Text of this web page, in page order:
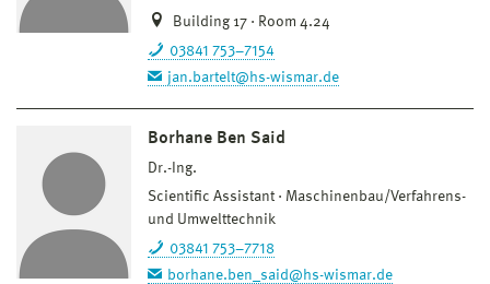
Building 17 · Room 4.24
03841 753–7154
jan.bartelt@hs-wismar.de
Borhane Ben Said
Dr.-Ing.
Scientific Assistant
Maschinenbau/Verfahrens-
und Umwelttechnik
03841 753–7718
borhane.ben_said@hs-wismar.de